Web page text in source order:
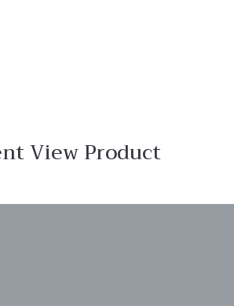
View Product